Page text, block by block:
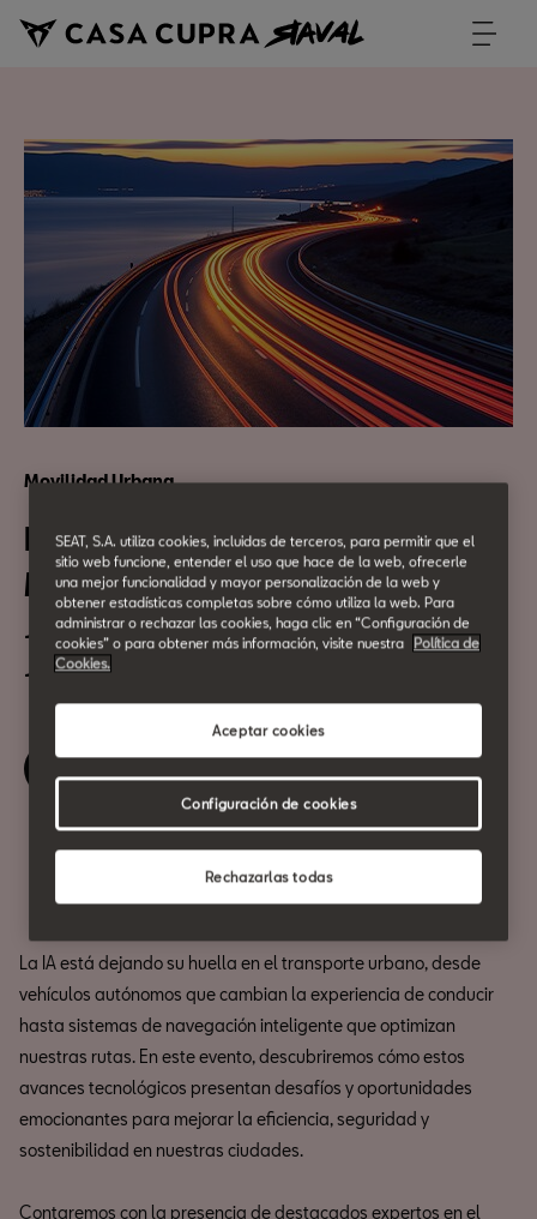
Movilidad Urbana
Inteligencia Artificial en
Movilidad
13 de Noviembre
18:30h
Compartir
La IA está dejando su huella en el transporte urbano, desde
vehículos autónomos que cambian la experiencia de conducir
hasta sistemas de navegación inteligente que optimizan
nuestras rutas. En este evento, descubriremos cómo estos
avances tecnológicos presentan desafíos y oportunidades
emocionantes para mejorar la eficiencia, seguridad y
sostenibilidad en nuestras ciudades.
Contaremos con la presencia de destacados expertos en el
SEAT, S.A. utiliza cookies, incluidas de terceros, para permitir que el
sitio web funcione, entender el uso que hace de la web, ofrecerle
una mejor funcionalidad y mayor personalización de la web y
obtener estadísticas completas sobre cómo utiliza la web. Para
administrar o rechazar las cookies, haga clic en “Configuración de
cookies” o para obtener más información, visite nuestra
Política de
Cookies.
Rechazarlas todas
Aceptar cookies
Configuración de cookies